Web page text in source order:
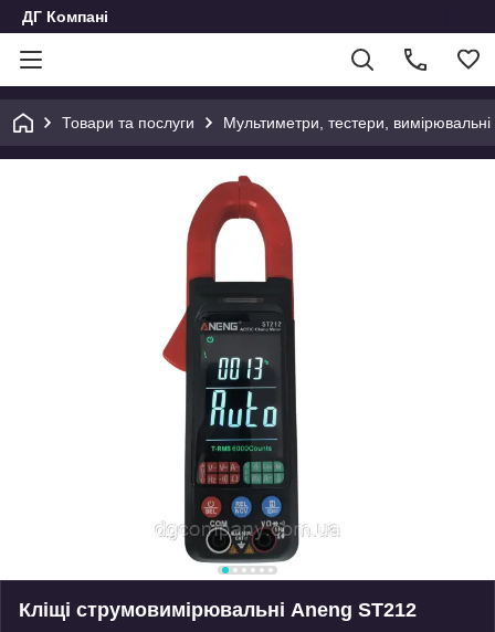
ДГ Компані
Товари та послуги Мультиметри, тестери,
Кліщі струмовимірювальні Aneng ST212